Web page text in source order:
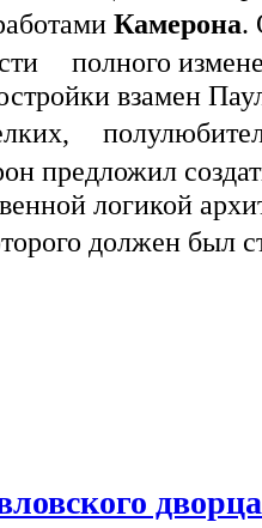
Камерона.
полного
взамен
предложил
логикой
должен
дворца